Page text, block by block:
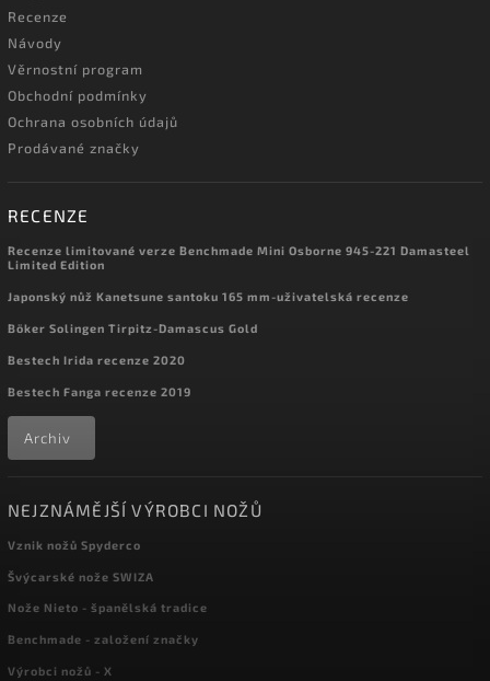
Recenze
Návody
Věrnostní program
Obchodní podmínky
Ochrana osobních údajů
Prodávané značky
RECENZE
Recenze limitované verze Benchmade Mini Osborne 945-221 Damasteel
Limited Edition
Japonský nůž Kanetsune santoku 165 mm-uživatelská recenze
Böker Solingen Tirpitz-Damascus Gold
Bestech Irida recenze 2020
Bestech Fanga recenze 2019
Archiv
NEJZNÁMĚJŠÍ VÝROBCI NOŽŮ
Vznik nožů Spyderco
Švýcarské nože SWIZA
Nože Nieto - španělská tradice
Benchmade - založení značky
Výrobci nožů - X